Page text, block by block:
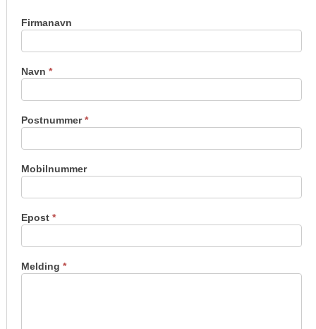
Kontakt
Firmanavn
Navn *
Postnummer*
Mobilnummer
Epost *
Melding *